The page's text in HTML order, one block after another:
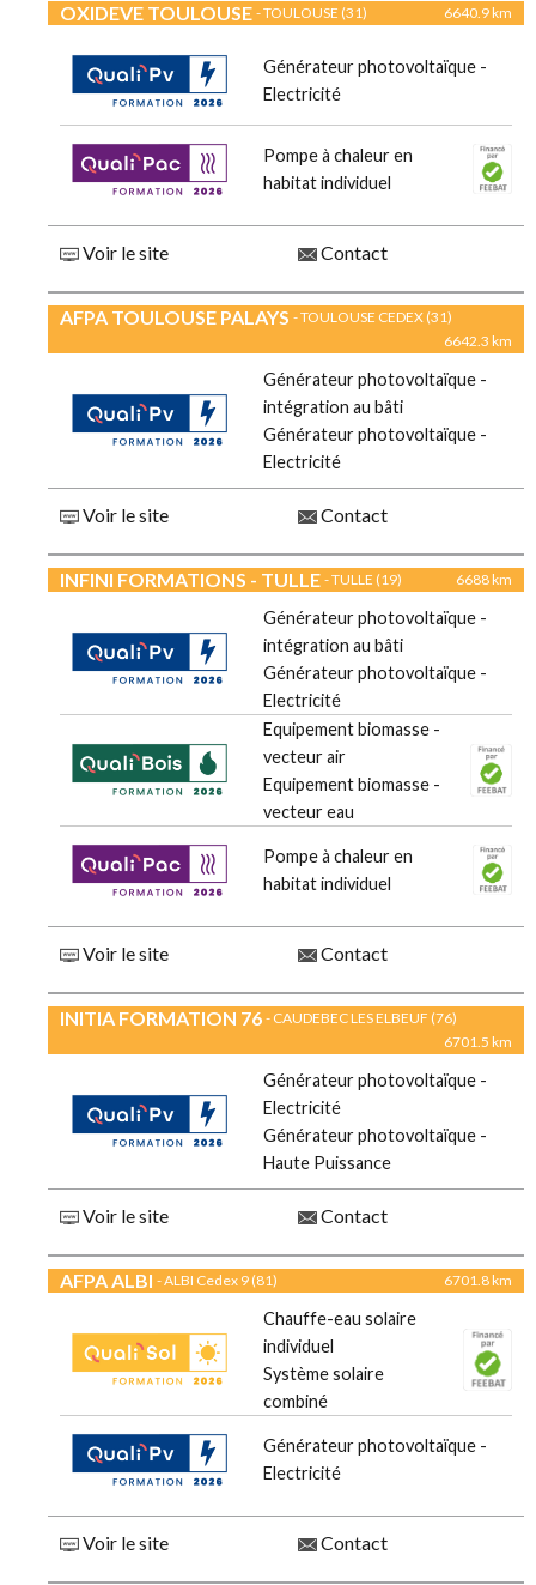
OXIDEVE TOULOUSE - TOULOUSE (31) 6640.9 km
Générateur photovoltaïque -
Electricité
Pompe à chaleur en
habitat individuel
Voir le site Contact
AFPA TOULOUSE PALAYS - TOULOUSE CEDEX (31)
6642.3 km
Générateur photovoltaïque -
intégration au bâti
Générateur photovoltaïque -
Electricité
Voir le site Contact
INFINI FORMATIONS - TULLE - TULLE (19) 6688 km
Générateur photovoltaïque -
intégration au bâti
Générateur photovoltaïque -
Electricité
Equipement biomasse -
vecteur air
Equipement biomasse -
vecteur eau
Pompe à chaleur en
habitat individuel
Voir le site Contact
INITIA FORMATION 76 - CAUDEBEC LES ELBEUF (76)
6701.5 km
Générateur photovoltaïque -
Electricité
Générateur photovoltaïque -
Haute Puissance
Voir le site Contact
AFPA ALBI - ALBI Cedex 9 (81) 6701.8 km
Chauffe-eau solaire
individuel
Système solaire
combiné
Générateur photovoltaïque -
Electricité
Voir le site Contact